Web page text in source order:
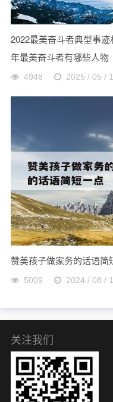
2022最美奋斗者典型事
年最美奋斗者有哪些人物
4948 2025 / 05 /
赞美孩子做家务的话语简
5009 2024 / 08 /
关注我们